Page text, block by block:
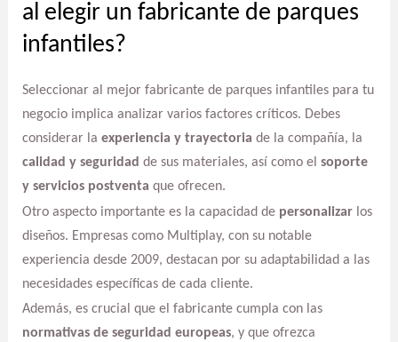
al elegir un fabricante de parques
infantiles?
Seleccionar al mejor fabricante de parques infantiles para tu
negocio implica analizar varios factores críticos. Debes
considerar la experiencia y trayectoria de la compañía, la
calidad y seguridad de sus materiales, así como el soporte
y servicios postventa que ofrecen.
Otro aspecto importante es la capacidad de personalizarlos
diseños. Empresas como Multiplay, con su notable
experiencia desde 2009, destacan por su adaptabilidad a las
necesidades específicas de cada cliente.
Además, es crucial que el fabricante cumpla con las
normativas de seguridad europeas, y que ofrezca